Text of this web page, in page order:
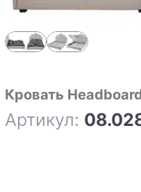
Кровать
Артикул: